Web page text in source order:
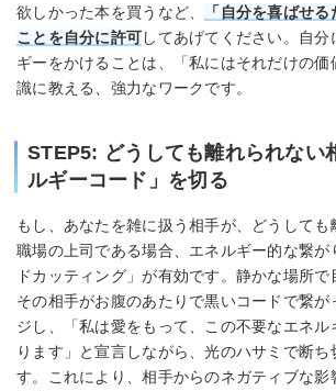
欲しかった本を買うなど、
「自分を喜ばせ
ことを自分に許可してあげてください。自
ギーをかけることは、「私にはそれだけの
識に教える、強力なワークです。
STEP5: どうしても離れられない
ルギーコード」を切る
もし、あなたを雑に扱う相手が、どうして
職場の上司である場合、エネルギー的な繋が
ドカッティング」が有効です。静かな場所で
その相手がお腹のあたりで黒いコードで繋が
ジし、「私は愛をもって、この不要なエネル
ります」と宣言しながら、光のハサミで断ち
す。これにより、相手からのネガティブな影